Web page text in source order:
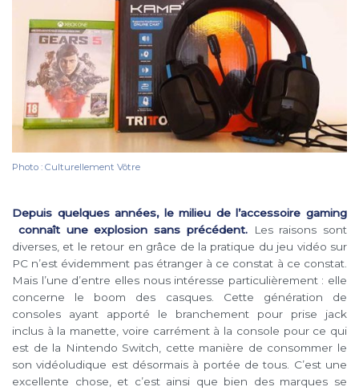
Photo : Culturellement Vôtre
Depuis quelques années, le milieu de l’accessoire gaming
connaît une explosion sans précédent.Les raisons sont
diverses, et le retour en grâce de la pratique du jeu vidéo sur
PC n’est évidemment pas étranger à ce constat à ce constat.
Mais l’une d’entre elles nous intéresse particulièrement : elle
concerne le boom des casques. Cette génération de
consoles ayant apporté le branchement pour prise jack
inclus à la manette, voire carrément à la console pour ce qui
est de la Nintendo Switch, cette manière de consommer le
son vidéoludique est désormais à portée de tous. C’est une
excellente chose, et c’est ainsi que bien des marques se